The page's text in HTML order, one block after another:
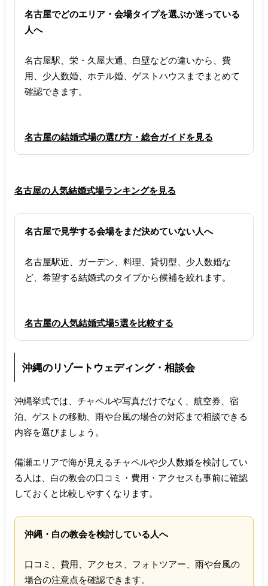
名古屋でどのエリア・会場タイプを選ぶか迷っている
人へ
名古屋駅、栄・久屋大通、白壁などの違いから、費
用、少人数婚、ホテル婚、ゲストハウスまでまとめて
確認できます。
名古屋の結婚式場の選び方・総合ガイドを見る
名古屋の人気結婚式場ランキングを見る
名古屋で見学する会場をまだ決めていない人へ
名古屋駅近、ガーデン、料理、貸切型、少人数婚な
ど、希望する結婚式のタイプから候補を絞れます。
名古屋の人気結婚式場5選を比較する
沖縄のリゾートウェディング・相談会
沖縄挙式では、チャペルや写真だけでなく、航空券、宿
泊、ゲストの移動、雨や台風の場合の対応まで相談できる
内容を選びましょう。
備瀬エリアで海が見えるチャペルや少人数婚を検討してい
る人は、白の教会の口コミ・費用・アクセスも事前に確認
しておくと比較しやすくなります。
沖縄・白の教会を検討している人へ
口コミ、費用、アクセス、フォトツアー、雨や台風の
場合の注意点を確認できます。